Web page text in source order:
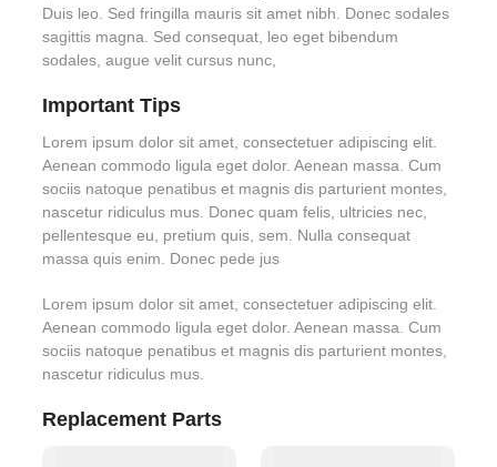
Duis leo. Sed fringilla mauris sit amet nibh. Donec sodales
sagittis magna. Sed consequat, leo eget bibendum
sodales, augue velit cursus nunc,
Important Tips
Lorem ipsum dolor sit amet, consectetuer adipiscing elit.
Aenean commodo ligula eget dolor. Aenean massa. Cum
sociis natoque penatibus et magnis dis parturient montes,
nascetur ridiculus mus. Donec quam felis, ultricies nec,
pellentesque eu, pretium quis, sem. Nulla consequat
massa quis enim. Donec pede jus
Lorem ipsum dolor sit amet, consectetuer adipiscing elit.
Aenean commodo ligula eget dolor. Aenean massa. Cum
sociis natoque penatibus et magnis dis parturient montes,
nascetur ridiculus mus.
Replacement Parts